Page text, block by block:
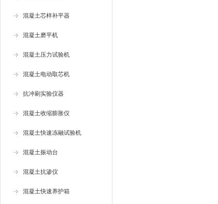
混凝土芯样补平器
混凝土磨平机
混凝土压力试验机
混凝土电动取芯机
抗冲刷实验仪器
混凝土收缩膨胀仪
混凝土快速冻融试验机
混凝土振动台
混凝土抗渗仪
混凝土快速养护箱